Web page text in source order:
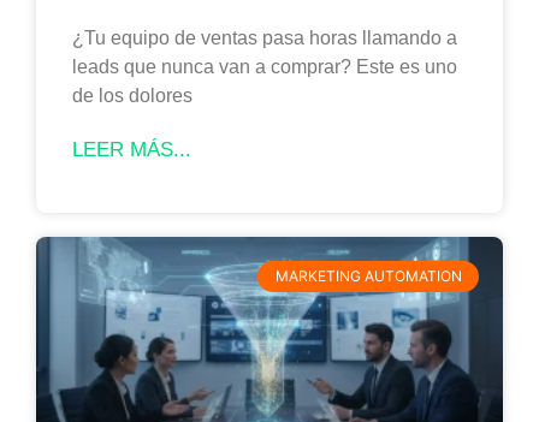
¿Tu equipo de ventas pasa horas llamando a
leads que nunca van a comprar? Este es uno
de los dolores
LEER MÁS...
MARKETING AUTOMATION